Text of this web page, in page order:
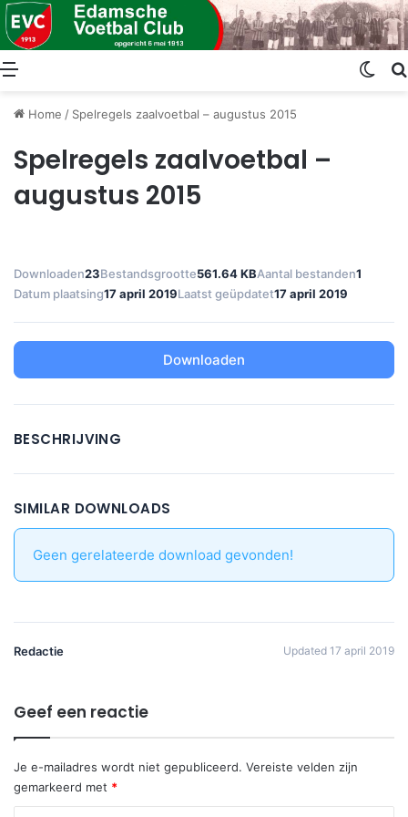
Menu
Home / Spelregels zaalvoetbal – augustus 2015
Spelregels zaalvoetbal –
augustus 2015
Downloaden23Bestandsgrootte561.64 KBAantal bestanden1
Datum plaatsing17 april 2019Laatst geüpdatet17 april 2019
Downloaden
BESCHRIJVING
SIMILAR DOWNLOADS
Geen gerelateerde download gevonden!
Redactie Updated 17 april 2019
Geef een reactie
Je e-mailadres wordt niet gepubliceerd. Vereiste velden zijn
gemarkeerd met *